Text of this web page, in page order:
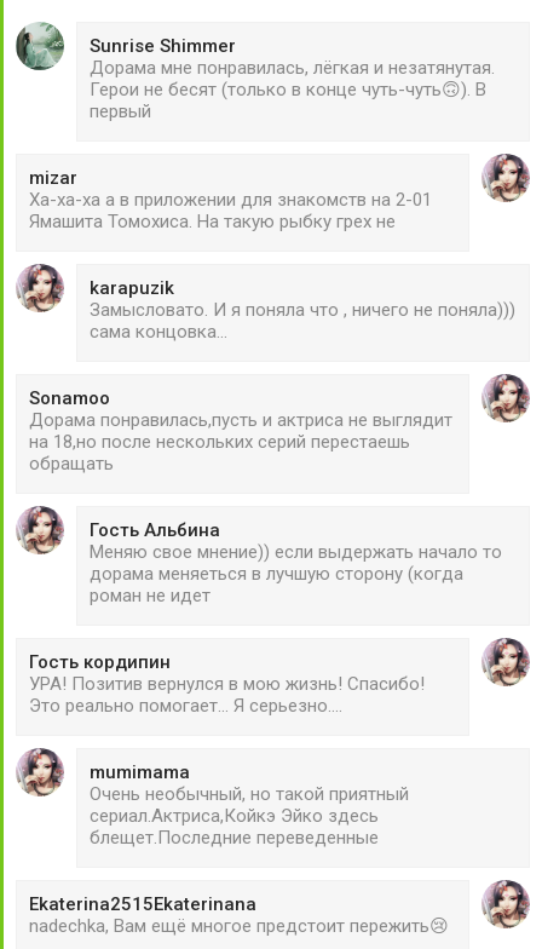
Sunrise Shimmer
Дорама мне понравилась, лёгкая и незатянутая.
Герои не бесят (только в конце чуть-чуть🙃). В
первый
mizar
Ха-ха-ха а в приложении для знакомств на 2-01
Ямашита Томохиса. На такую рыбку грех не
karapuzik
Замысловато. И я поняла что , ничего не поняла)))
сама концовка...
Sonamoo
Дорама понравилась,пусть и актриса не выглядит
на 18,но после нескольких серий перестаешь
обращать
Гость Альбина
Меняю свое мнение)) если выдержать начало то
дорама меняеться в лучшую сторону (когда
роман не идет
Гость кордипин
УРА! Позитив вернулся в мою жизнь! Спасибо!
Это реально помогает... Я серьезно....
mumimama
Очень необычный, но такой приятный
сериал.Актриса,Койкэ Эйко здесь
блещет.Последние переведенные
Ekaterina2515Ekaterinana
nadechka, Вам ещё многое предстоит пережить😢